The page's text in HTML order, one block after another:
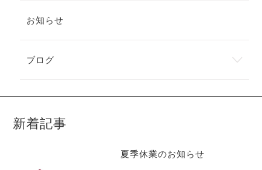
お知らせ
ブログ
新着記事
夏季休業のお知らせ